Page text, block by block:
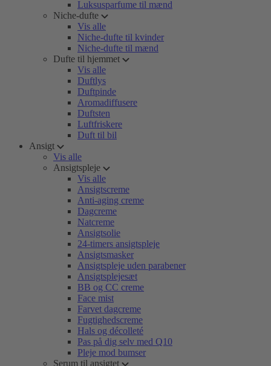
Luksusparfume til mænd
Niche-dufte
Vis alle
Niche-dufte til kvinder
Niche-dufte til mænd
Dufte til hjemmet
Vis alle
Duftlys
Duftpinde
Aromadiffusere
Duftsten
Luftfriskere
Duft til bil
Ansigt
Vis alle
Ansigtspleje
Vis alle
Ansigtscreme
Anti-aging creme
Dagcreme
Natcreme
Ansigtsolie
24-timers ansigtspleje
Ansigtsmasker
Ansigtspleje uden parabener
Ansigtsplejesæt
BB og CC creme
Face mist
Farvet dagcreme
Fugtighedscreme
Hals og décolleté
Pas på dig selv med Q10
Pleje mod bumser
Serum til ansigtet